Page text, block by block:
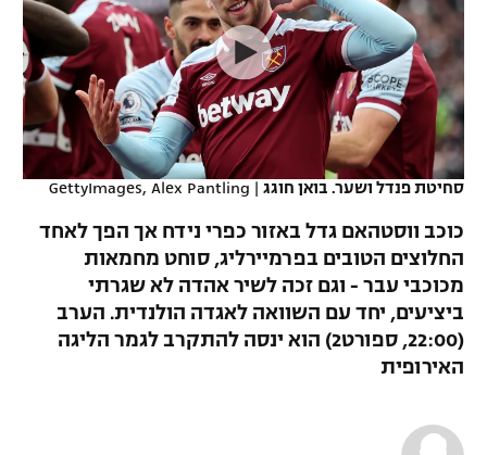
VOD
רץ ברשת
תוצאות
לוח שידורים
ברחבה
"מעל הליגה" – פודקאסט
נבחרת ישראל
מכבי חיפה
בית"ר ירושלים
מכבי תל אביב
הפועל תל אביב
הפועל חיפה
הפועל באר שבע
בני יהודה
ליגה ספרדית
ליגה איטלקית
ליגה צרפתית
ליגה טורקית
ליגה סינית
ליגה ברזילאית
כדורסל נשים
מכבי תל אביב
הפועל חולון
הפועל ירושלים
דני אבדיה
יורוליג
יורוקאפ
טניס
כדוריד
כדורעף
ג'ודו
אגרוף
ספורט אולימפי
UFC
סחיטת פנדל ושער. בואן חוגג |
GettyImages, Alex Pantling
כוכב ווסטהאם גדל באזור כפרי נידח אך הפך לאחד
החלוצים הטובים בפרמיירליג, סוחט מחמאות
מכוכבי עבר - וגם זכה לשיר אהדה לא שגרתי
ביציעים, יחד עם השוואה לאגדה הולנדית. הערב
(22:00, ספורט2) הוא ינסה להתקרב לגמר הליגה
האירופית